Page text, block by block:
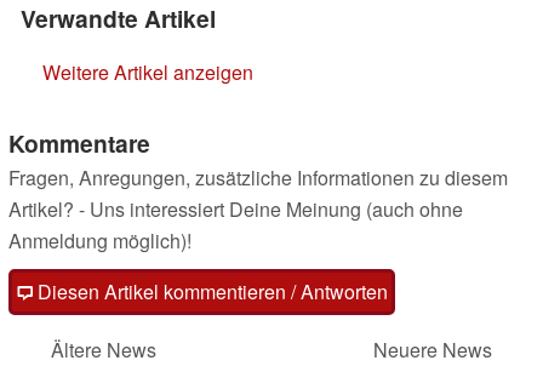
Verwandte Artikel
Weitere Artikel anzeigen
Kommentare
Fragen, Anregungen, zusätzliche Informationen zu diesem
Artikel? - Uns interessiert Deine Meinung (auch ohne
Anmeldung möglich)!
Diesen Artikel kommentieren / Antworten
Ältere News
Neuere News